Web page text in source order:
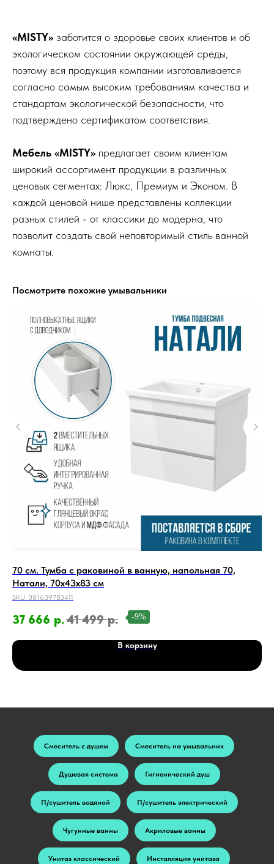
«MISTY» заботится о здоровье своих клиентов и об
экологическом состоянии окружающей среды,
поэтому вся продукция компании изготавливается
согласно самым высоким требованиям качества и
стандартам экологической безопасности, что
подтверждено сертификатом соответствия.
Мебель «MISTY» предлагает своим клиентам
широкий ассортимент продукции в различных
ценовых сегментах: Люкс, Премиум и Эконом. В
каждой ценовой нише представлены коллекции
разных стилей - от классики до модерна, что
позволит создать свой неповторимый стиль ванной
комнаты.
Посмотрите похожие умывальники
70 см. Тумба с раковиной в ванную, напольная 70,
Натали, 70х43х83 см
SKU: 081639783411
37 666 р.41 499 р. -9%
В корзину
Смеситель с душем Смеситель на умывальник
Душевая система Гигиенический душ
П/сушитель водяной П/сушитель электрический
Чугунные ванны Акриловые ванны
Унитаз классический Инсталляция унитаза